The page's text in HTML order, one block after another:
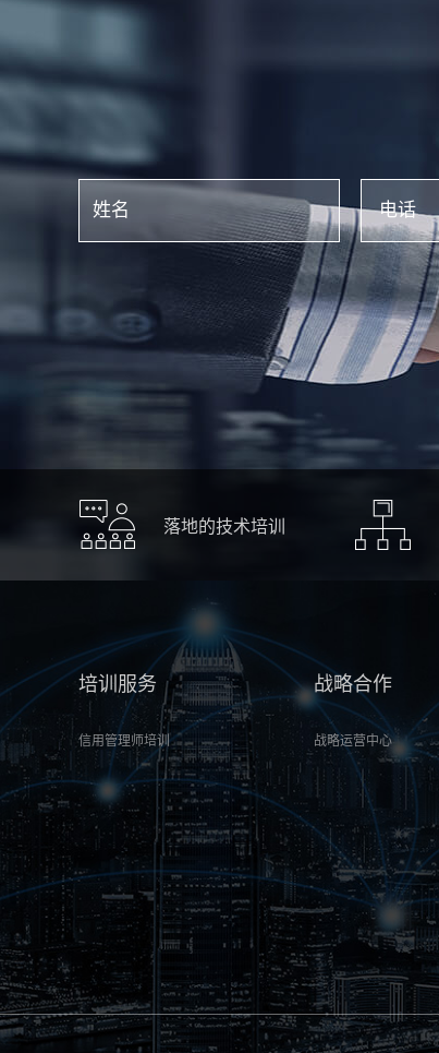
落地的技术培训
培训服务
信用管理师培训
战略合作
战略运营中心